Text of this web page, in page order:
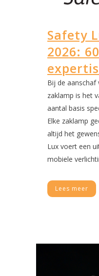
Safety
2026:
Bij de aanschaf
zaklamp is het
aantal basis
Elke zaklamp
altijd het
Lux voert een
mobiele
Lees meer